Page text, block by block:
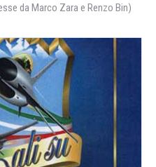
da Marco Zara e Renzo Bin)